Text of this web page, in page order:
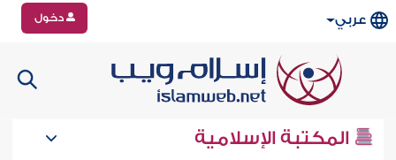
عربي دخول
المكتبة الإسلامية